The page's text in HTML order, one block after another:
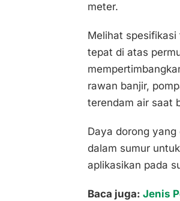
meter.
Melihat
tepat di atas
rawan banjir,
terendam air saat
Daya dorong
dalam sumur
aplikasikan pada
Baca juga: Jenis